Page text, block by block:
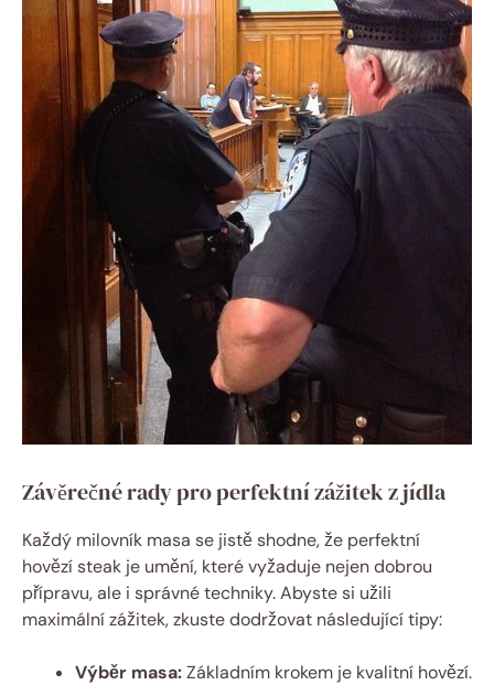
Závěrečné rady pro perfektní zážitek z jídla
Každý milovník masa se jistě shodne, že perfektní
hovězí steak je umění, které vyžaduje nejen dobrou
přípravu, ale i správné techniky. Abyste si užili
maximální zážitek, zkuste dodržovat následující tipy:
Výběr masa:Základním krokem je kvalitní hovězí.